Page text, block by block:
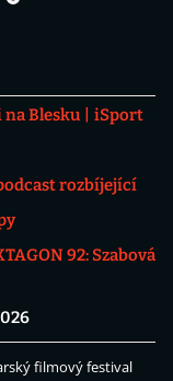
Blesku
iSport
rozbíjející
92: Szabová
filmový festival